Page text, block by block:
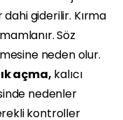
dahi giderilir. Kırma
Söz
neden olur.
açma, kalıcı
nedenler
kontroller